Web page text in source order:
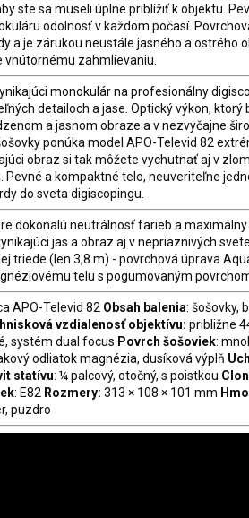
ste sa museli úplne priblížiť k objektu.
odolnosť v každom počasí.
a je zárukou neustále jasného a ostrého
zahmlievaniu.
monokulár na profesionálny
detailoch a jase. Optický výkon, ktorý
a jasnom obraze a v nezvyčajne
ponúka model APO-Televid 82
obraz si tak môžete vychutnať aj v
a kompaktné telo, neuveriteľne
do sveta digiscopingu.
dokonalú neutrálnosť farieb a
jas a obraz aj v nepriaznivých
triede (len 3,8 m) - povrchová úprava
telu s pogumovaným
APO-Televid 82 Obsah balenia: šošovky,
vzdialenosť objektívu: približne
systém dual focus Povrch šošoviek:
odliatok magnézia, dusíková výplň
statívu: ¼ palcový, otočný, s poistkou
: E82 Rozmery: 313 × 108 × 101 mm
puzdro